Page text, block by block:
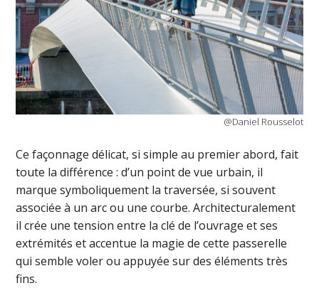
@Daniel Rousselot
Ce façonnage délicat, si simple au premier abord, fait
toute la différence : d’un point de vue urbain, il
marque symboliquement la traversée, si souvent
associée à un arc ou une courbe. Architecturalement
il crée une tension entre la clé de l’ouvrage et ses
extrémités et accentue la magie de cette passerelle
qui semble voler ou appuyée sur des éléments très
fins.